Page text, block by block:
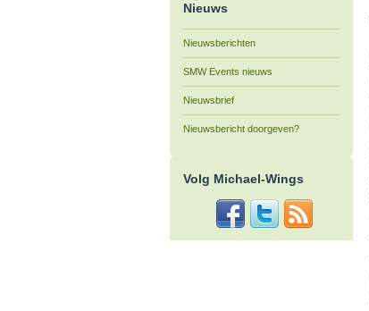
Nieuws
Nieuwsberichten
SMW Events nieuws
Nieuwsbrief
Nieuwsbericht doorgeven?
Volg Michael-Wings